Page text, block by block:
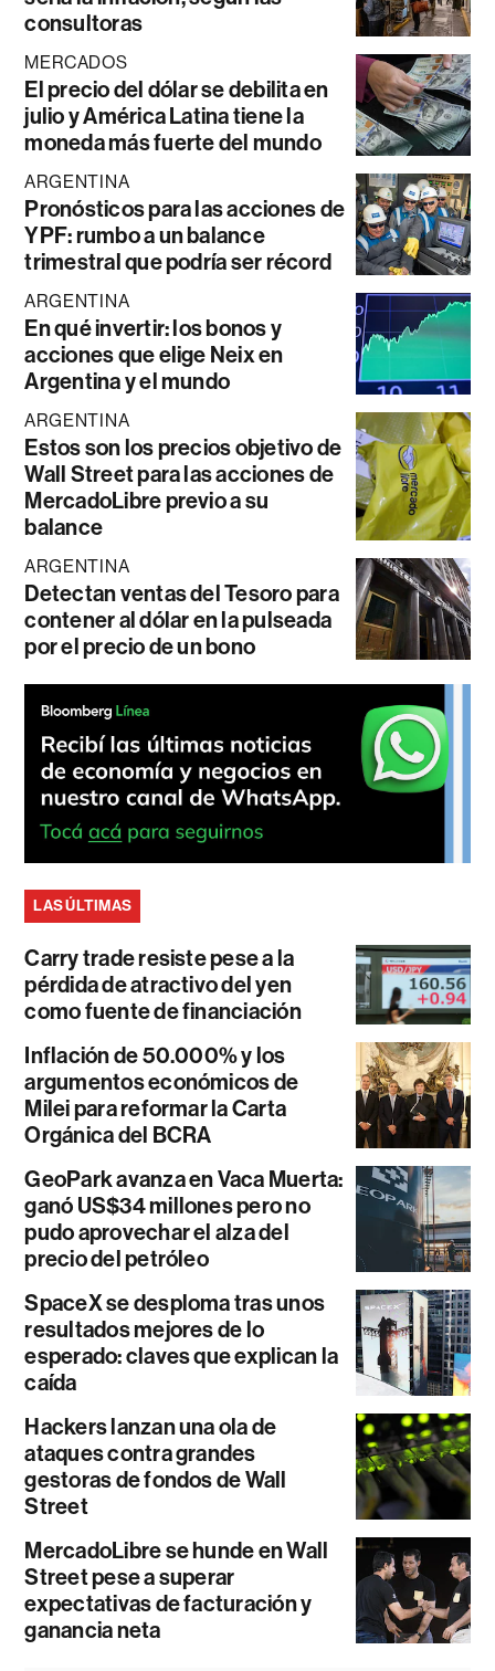
consultoras
MERCADOS
El precio del dólar se debilita en
julio y América Latina tiene la
moneda más fuerte del mundo
ARGENTINA
Pronósticos para las acciones de
YPF: rumbo a un balance
trimestral que podría ser récord
ARGENTINA
En qué invertir: los bonos y
acciones que elige Neix en
Argentina y el mundo
ARGENTINA
Estos son los precios objetivo de
Wall Street para las acciones de
MercadoLibre previo a su
balance
ARGENTINA
Detectan ventas del Tesoro para
contener al dólar en la pulseada
por el precio de un bono
LAS ÚLTIMAS
Carry trade resiste pese a la
pérdida de atractivo del yen
como fuente de financiación
Inflación de 50.000% y los
argumentos económicos de
Milei para reformar la Carta
Orgánica del BCRA
GeoPark avanza en Vaca Muerta:
ganó US$34 millones pero no
pudo aprovechar el alza del
precio del petróleo
SpaceX se desploma tras unos
resultados mejores de lo
esperado: claves que explican la
caída
Hackers lanzan una ola de
ataques contra grandes
gestoras de fondos de Wall
Street
MercadoLibre se hunde en Wall
Street pese a superar
expectativas de facturación y
ganancia neta